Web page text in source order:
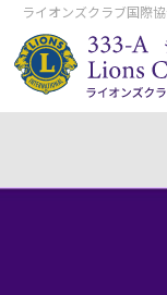
ライオンズクラブ国際